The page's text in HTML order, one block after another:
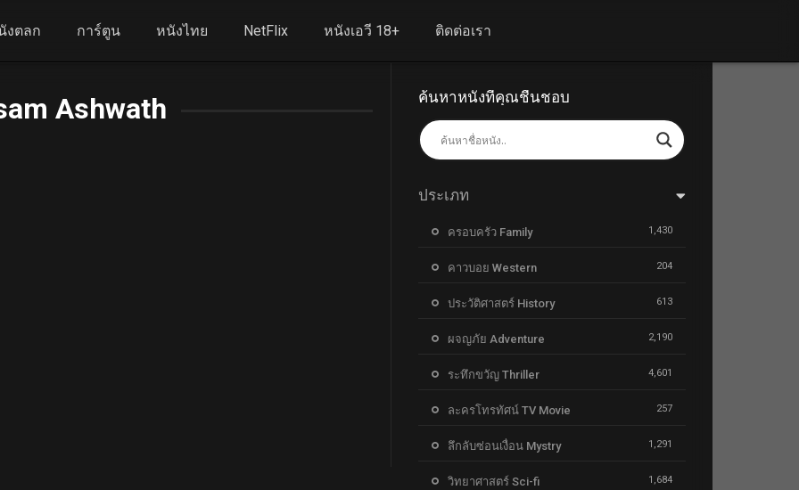
งตลก การ์ตูน หนังไทย NetFlix หนังเอวี 18+ ติดต่อเรา
Ashwath ค้นหาหนังที่คุณชื่นชอบ
ประเภท
ครอบครัว Family 1,430
คาวบอย Western 204
ประวัติศาสตร์ History 613
ผจญภัย Adventure 2,190
ระทึกขวัญ Thriller 4,601
ละครโทรทัศน์ TV Movie 257
ลึกลับซ่อนเงื่อน Mystry 1,291
วิทยาศาสตร์ Sci-fi 1,684